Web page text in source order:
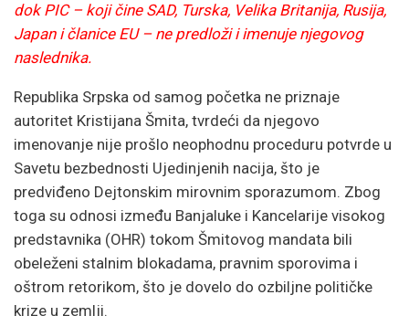
dok PIC – koji čine SAD, Turska, Velika Britanija, Rusija,
Japan i članice EU – ne predloži i imenuje njegovog
naslednika.
Republika Srpska od samog početka ne priznaje
autoritet Kristijana Šmita, tvrdeći da njegovo
imenovanje nije prošlo neophodnu proceduru potvrde u
Savetu bezbednosti Ujedinjenih nacija, što je
predviđeno Dejtonskim mirovnim sporazumom. Zbog
toga su odnosi između Banjaluke i Kancelarije visokog
predstavnika (OHR) tokom Šmitovog mandata bili
obeleženi stalnim blokadama, pravnim sporovima i
oštrom retorikom, što je dovelo do ozbiljne političke
krize u zemlji.